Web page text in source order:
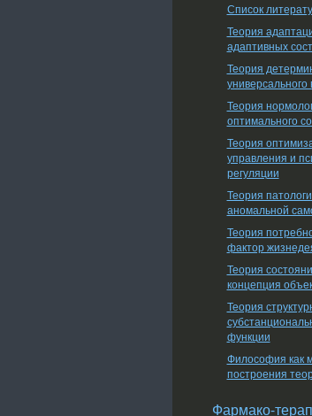
Список
Теория
адаптивных
Теория
Теория
оптимального
Теория
управления и
регуляции
Теория
аномальной
Теория
фактор
Теория
концепция
Теория
функции
Философия как
построения
Фармако-